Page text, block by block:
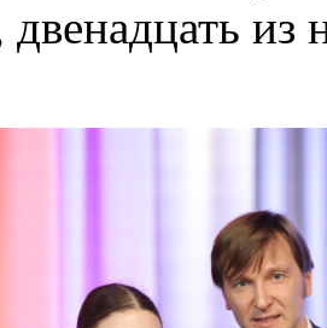
двенадцать